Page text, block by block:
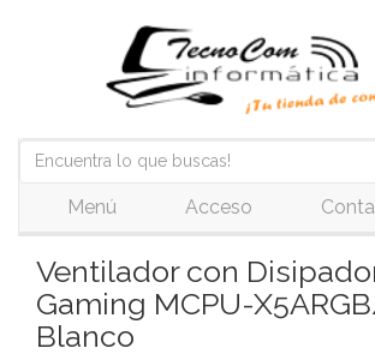
Menú Acceso
Ventilador con
Gaming MCPU-
Blanco